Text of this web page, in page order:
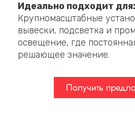
Идеально подходит для:
Крупномасштабные
вывески, подсветка и
освещение, где
решающее значение.
Получить